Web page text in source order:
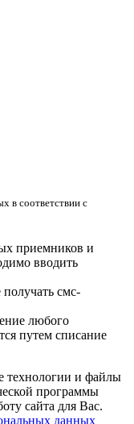
в соответствии с
приемников и
вводить
получать смс-
любого
путем списание
технологии и файлы
программы
сайта для Вас.
данных